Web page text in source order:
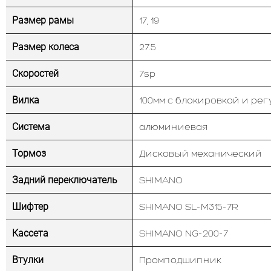
Размер рамы 17, 19
Размер колеса 27.5
Скоростей 7sp
Вилка 100мм с блокировкой и
Система алюминиевая
Тормоз Дисковый механический
Задний переключатель SHIMANO
Шифтер SHIMANO SL-M315-7R
Кассета SHIMANO NG-200-7
Втулки Промподшипник